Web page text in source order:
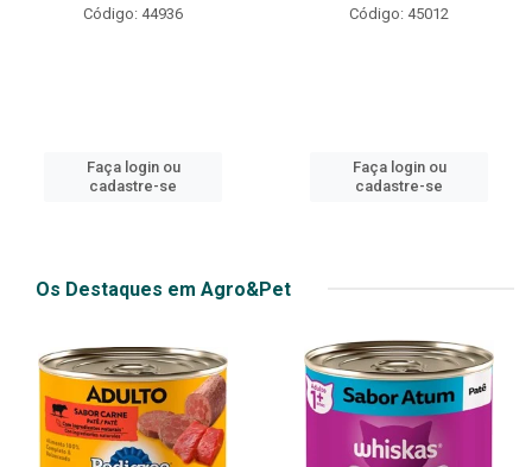
Código: 45012
Faça login ou
cadastre-se
Código: 45013
Faça login ou
cadastre-se
Os Destaques em Agro&Pet